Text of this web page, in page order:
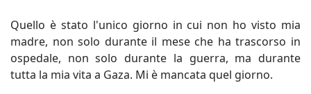
Quello è stato l'unico giorno in cui non ho visto mia
madre, non solo durante il mese che ha trascorso in
ospedale, non solo durante la guerra, ma durante
tutta la mia vita a Gaza. Mi è mancata quel giorno.